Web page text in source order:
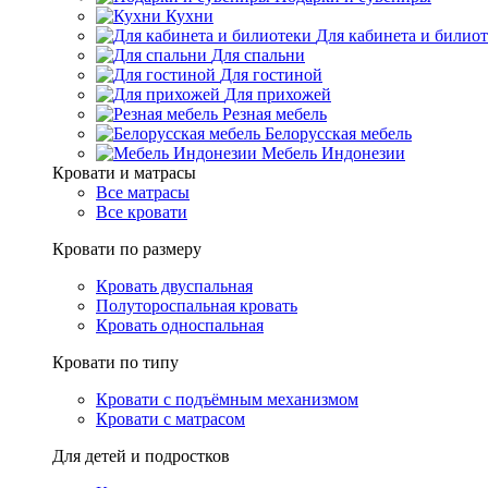
Кухни
Для кабинета и
Для спальни
Для гостиной
Для прихожей
Резная мебель
Белорусская мебель
Мебель Индонезии
Кровати и матрасы
Все матрасы
Все кровати
Кровати по размеру
Кровать двуспальная
Полутороспальная кровать
Кровать односпальная
Кровати по типу
Кровати с подъёмным механизмом
Кровати с матрасом
Для детей и подростков